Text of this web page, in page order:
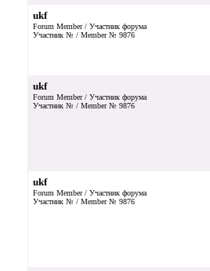
ukf
Forum Member / Участник форума
Участник № / Member № 9876
ukf
Forum Member / Участник форума
Участник № / Member № 9876
ukf
Forum Member / Участник форума
Участник № / Member № 9876